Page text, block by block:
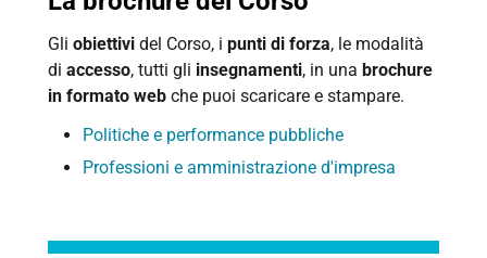
Gli obiettivi del Corso, i punti di forza, le modalità
di accesso, tutti gli insegnamenti, in una brochure
in formato web che puoi scaricare e stampare.
Politiche e performance pubbliche
Professioni e amministrazione d'impresa